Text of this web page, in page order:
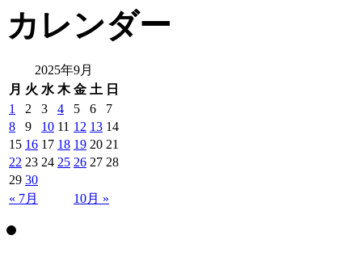
カレンダー
2025年9月
月 火 水 木 金 土 日
« 7月 10月 »
1 2 3 4 5 6
7
8
9 10 11 12 13 14
15 16 17 18 19 20 21
22 23 24 25 26 27 28
29 30